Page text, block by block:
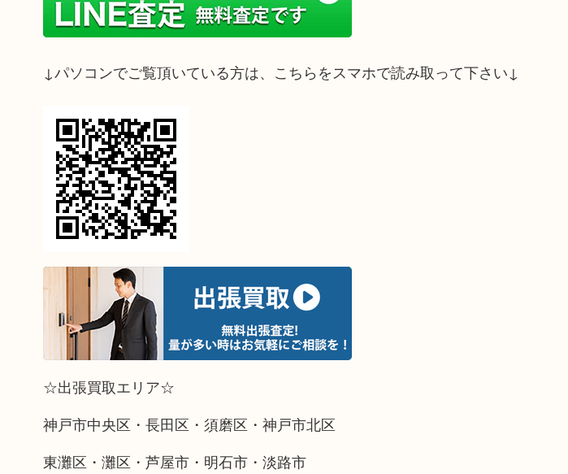
↓パソコンでご覧頂いている方は、こちらをスマホで読み取って下さい↓
☆出張買取エリア☆
神戸市中央区・長田区・須磨区・神戸市北区
東灘区・灘区・芦屋市・明石市・淡路市